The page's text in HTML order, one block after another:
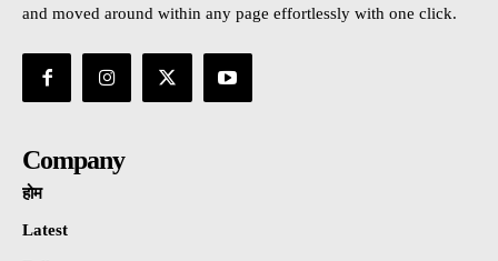
and moved around within any page effortlessly with one click.
Company
होम
Latest